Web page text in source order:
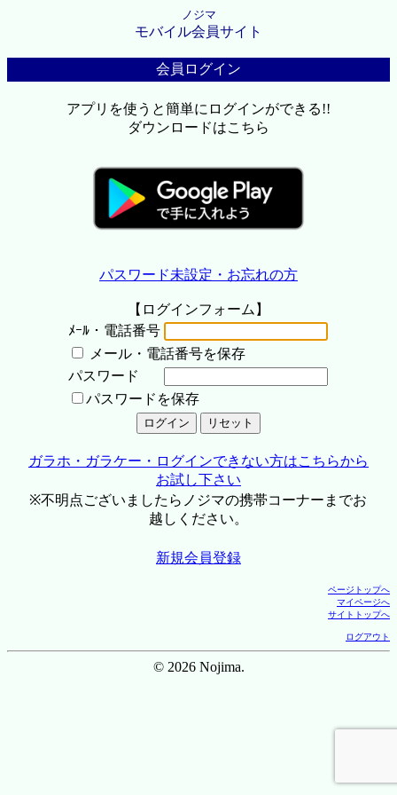
ノジマ
モバイル会員サイト
会員ログイン
アプリを使うと簡単にログインができる!!
ダウンロードはこちら
パスワード未設定・お忘れの方
【ログインフォーム】
ﾒｰﾙ・電話番号
メール・電話番号を保存
パスワード
パスワードを保存
ガラホ・ガラケー・ログインできない方はこちらから
お試し下さい
※不明点ございましたらノジマの携帯コーナーまでお
越しください。
新規会員登録
ページトップへ
マイページへ
サイトトップへ
ログアウト
© 2026 Nojima.